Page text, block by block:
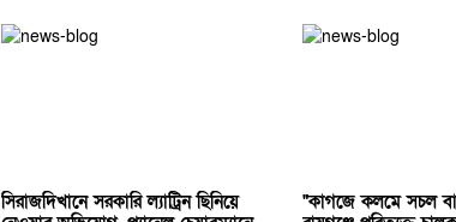
সিরাজদিখানে সরকারি ল্যাট্রিন ছিনিয়ে
"কাগজে কলমে সচল